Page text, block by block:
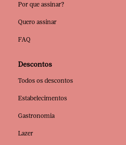
Por que assinar?
Quero assinar
FAQ
Descontos
Todos os descontos
Estabelecimentos
Gastronomia
Lazer